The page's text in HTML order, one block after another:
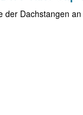
der Dachstangen an